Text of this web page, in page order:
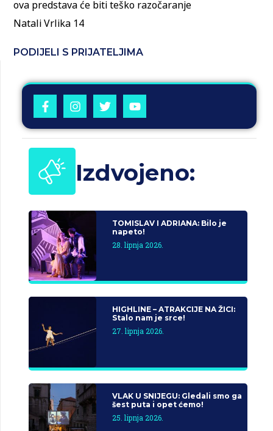
ova predstava će biti teško razočaranje
Natali Vrlika 14
PODIJELI S PRIJATELJIMA
Izdvojeno:
TOMISLAV I ADRIANA: Bilo je
napeto!
28. lipnja 2026.
HIGHLINE – ATRAKCIJE NA ŽICI:
Stalo nam je srce!
27. lipnja 2026.
VLAK U SNIJEGU: Gledali smo ga
šest puta i opet ćemo!
25. lipnja 2026.